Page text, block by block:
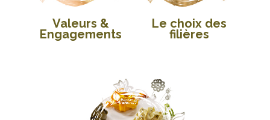
Valeurs &
Engagements
Le choix des
filières